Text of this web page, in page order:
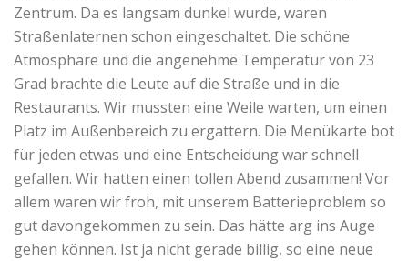
Zentrum. Da es langsam dunkel wurde, waren
Straßenlaternen schon eingeschaltet. Die schöne
Atmosphäre und die angenehme Temperatur von 23
Grad brachte die Leute auf die Straße und in die
Restaurants. Wir mussten eine Weile warten, um einen
Platz im Außenbereich zu ergattern. Die Menükarte bot
für jeden etwas und eine Entscheidung war schnell
gefallen. Wir hatten einen tollen Abend zusammen! Vor
allem waren wir froh, mit unserem Batterieproblem so
gut davongekommen zu sein. Das hätte arg ins Auge
gehen können. Ist ja nicht gerade billig, so eine neue